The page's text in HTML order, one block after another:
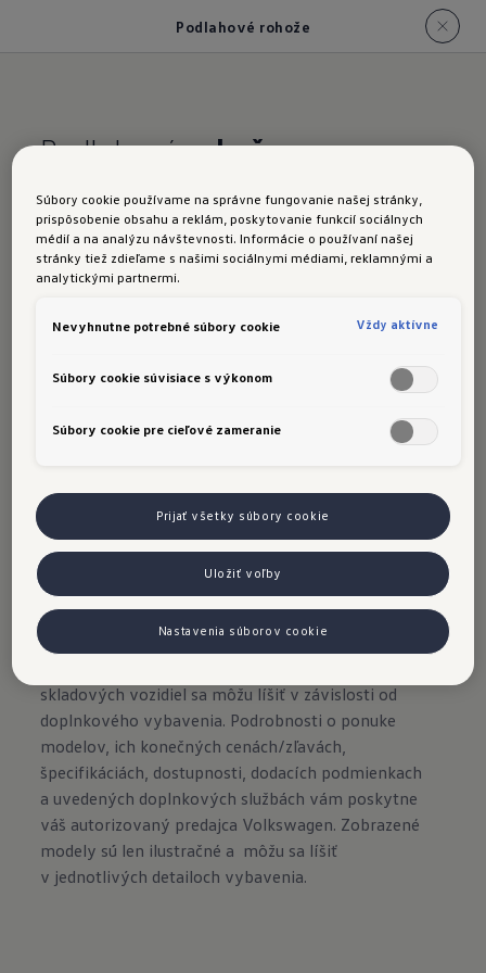
Podlahové rohože
Podlahovérohože
vrátane umývateľných celoročných rohoží a
odolných kobercových rohoží „Premium“ a
„Optimat“. Sú navrhnuté špeciálne pre
udržať nečistoty mimo priestoru pre nohy –
Importér si vyhradzuje právo zmeny obsahu a cien.
Všetky uvedené ceny/zľavy sú odporúčané
maloobchodné ceny/zľavy v € s DPH a majú len
skladových vozidiel sa môžu líšiť v závislosti od
doplnkového vybavenia. Podrobnosti o ponuke
modelov, ich konečných cenách/zľavách,
špecifikáciách, dostupnosti, dodacích podmienkach
a uvedených doplnkových službách vám poskytne
váš autorizovaný predajca Volkswagen. Zobrazené
modely sú len ilustračné a môžu sa líšiť
v jednotlivých detailoch vybavenia.
Súbory cookie používame na správne fungovanie našej stránky,
prispôsobenie obsahu a reklám, poskytovanie funkcií sociálnych
médií a na analýzu návštevnosti. Informácie o používaní našej
stránky tiež zdieľame s našimi sociálnymi médiami, reklamnými a
analytickými partnermi.
Nevyhnutne potrebné súbory cookie Vždy aktívne
Súbory cookie súvisiace s výkonom
Súbory cookie pre cieľové zameranie
Prijať všetky súbory cookie
Uložiť voľby
Nastavenia súborov cookie